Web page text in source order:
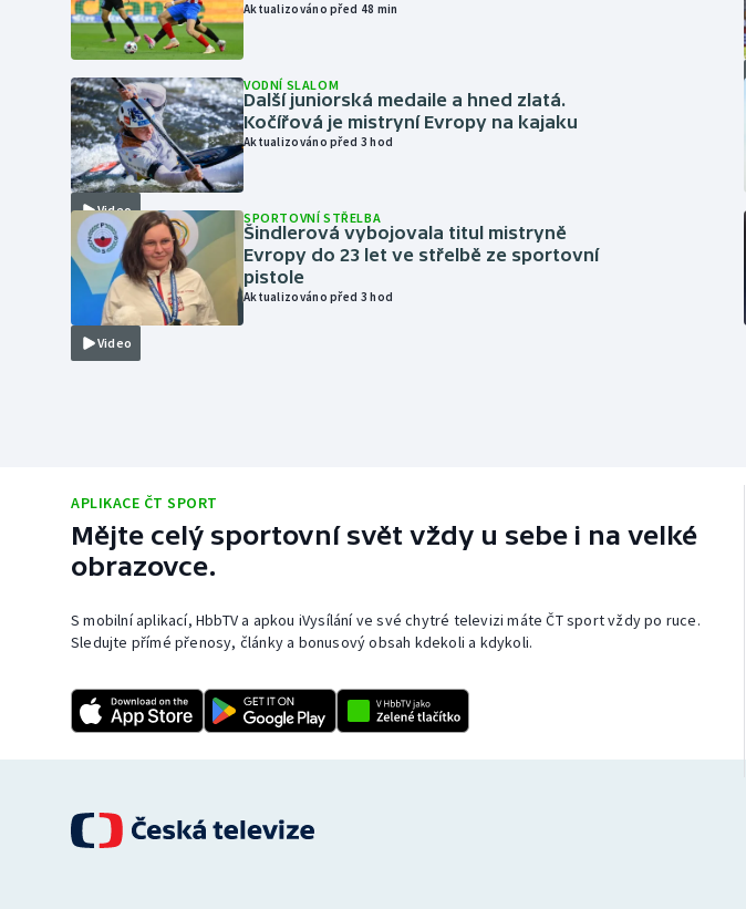
Aktualizováno před 48 min
Video
VODNÍ SLALOM
Další juniorská medaile a hned zlatá.
Kočířová je mistryní Evropy na kajaku
Aktualizováno před 3 hod
Video
SPORTOVNÍ STŘELBA
Šindlerová vybojovala titul mistryně
Evropy do 23 let ve střelbě ze sportovní
pistole
Aktualizováno před 3 hod
APLIKACE ČT SPORT
Mějte celý sportovní svět vždy u sebe i na velké
obrazovce.
S mobilní aplikací, HbbTV a apkou iVysílání ve své chytré televizi máte ČT sport vždy po ruce.
Sledujte přímé přenosy, články a bonusový obsah kdekoli a kdykoli.